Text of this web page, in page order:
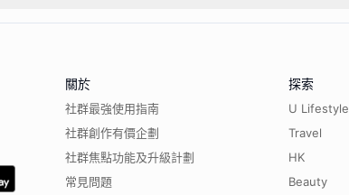
關於
社群最強使用指南
社群創作有價企劃
社群焦點功能及升級計劃
常見問題
探索
U Lifestyle
Travel
HK
Beauty